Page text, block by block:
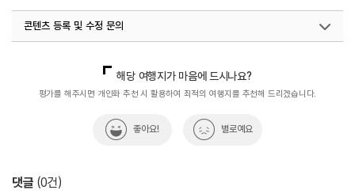
콘텐츠 등록 및 수정 문의
의료웰니스팀(우수웰니스관광지)
033-738-3380
해당 여행지가 마음에 드시나요?
평가를 해주시면 개인화 추천 시 활용하여 최적의 여행지를 추천해 드리겠습니다.
좋아요! 별로예요
댓글 (0건)